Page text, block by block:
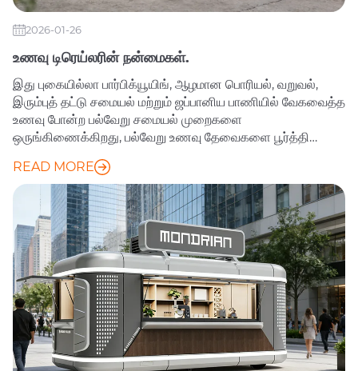
2026-01-26
உணவு டிரெய்லரின் நன்மைகள்.
இது புகையில்லா பார்பிக்யூயிங், ஆழமான பொரியல், வறுவல்,
இரும்புத் தட்டு சமையல் மற்றும் ஜப்பானிய பாணியில் வேகவைத்த
உணவு போன்ற பல்வேறு சமையல் முறைகளை
ஒருங்கிணைக்கிறது, பல்வேறு உணவு தேவைகளை பூர்த்தி
READ MORE